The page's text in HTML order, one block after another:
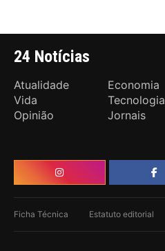
24 Notícias
Atualidade Economia
Vida
Tecnologia
Opinião
Jornais
Ficha Técnica Estatuto editorial